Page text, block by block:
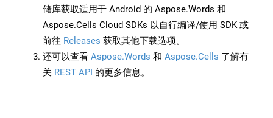
储库获取适用于 Android 的 Aspose.Words 和
Aspose.Cells Cloud SDKs 以自行编译/使用 SDK 或
前往 Releases 获取其他下载选项。
还可以查看 Aspose.Words 和 Aspose.Cells 了解有
关 REST API 的更多信息。